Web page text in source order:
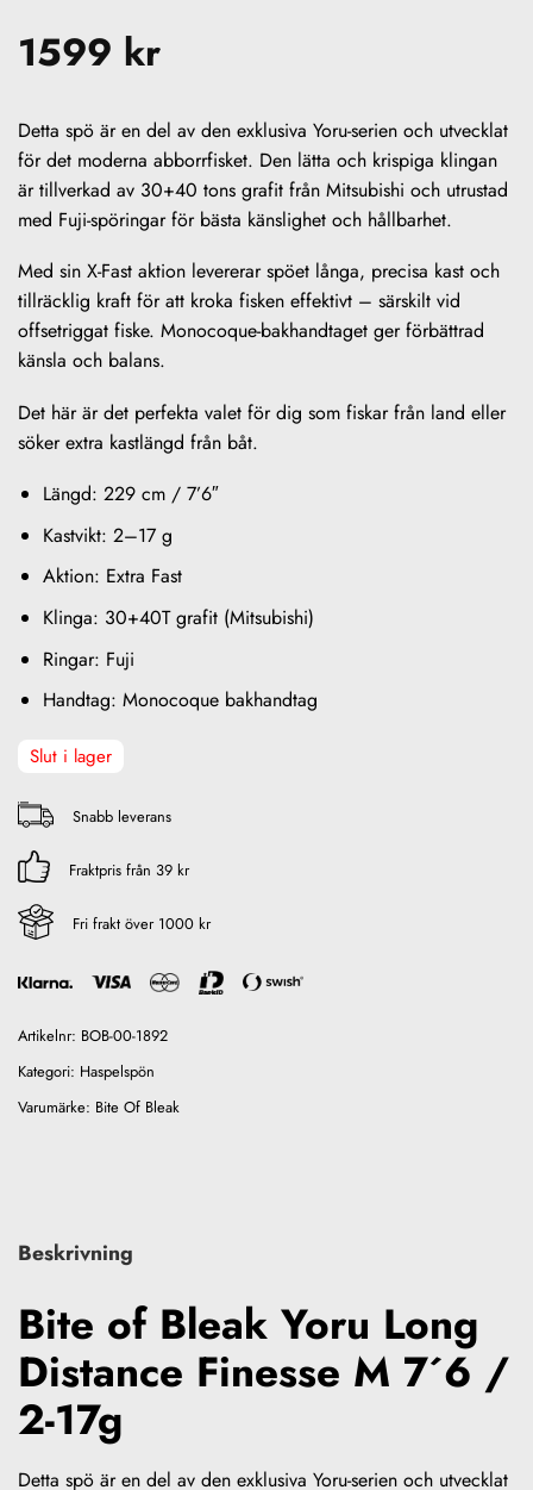
1599 kr
Detta spö är en del av den exklusiva Yoru-serien och utvecklat
för det moderna abborrfisket. Den lätta och krispiga klingan
är tillverkad av 30+40 tons grafit från Mitsubishi och utrustad
med Fuji-spöringar för bästa känslighet och hållbarhet.
Med sin X-Fast aktion levererar spöet långa, precisa kast och
tillräcklig kraft för att kroka fisken effektivt – särskilt vid
offsetriggat fiske. Monocoque-bakhandtaget ger förbättrad
känsla och balans.
Det här är det perfekta valet för dig som fiskar från land eller
söker extra kastlängd från båt.
Längd: 229 cm / 7’6″
Kastvikt: 2–17 g
Aktion: Extra Fast
Klinga: 30+40T grafit (Mitsubishi)
Ringar: Fuji
Handtag: Monocoque bakhandtag
Slut i lager
Snabb leverans
Fraktpris från 39 kr
Fri frakt över 1000 kr
Artikelnr: BOB-00-1892
Kategori: Haspelspön
Varumärke: Bite Of Bleak
Beskrivning
Bite of Bleak Yoru Long
Distance Finesse M 7´6 /
2-17g
Detta spö är en del av den exklusiva Yoru-serien och utvecklat